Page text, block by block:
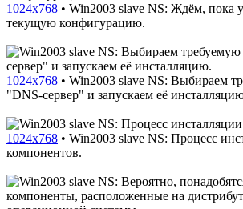
1024x768 • Win2003 slave NS: Ждём, пока
текущую конфигурацию.
1024x768 • Win2003 slave NS: Выбираем
"DNS-сервер" и запускаем её
1024x768 • Win2003 slave NS: Процесс
компонентов.